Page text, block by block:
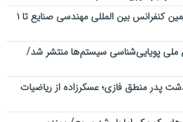
مهلت ارسال مقالات به شانزدهمین کنفرانس بین المللی مهندسی صنایع تا ۱
ملی پویایی‌شناسی سیستم‌ها منتشر شد/
پدر منطق فازی؛ عسکرزاده از ریاضیات